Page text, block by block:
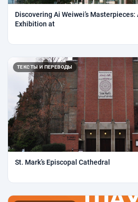
Discovering Ai Weiwei’s Masterpieces:
Exhibition at
ТЕКСТЫ И ПЕРЕВОДЫ
St. Mark’s Episcopal Cathedral